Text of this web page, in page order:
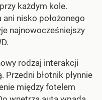
każdym kole.
nisko położonego
najnowocześniejszy
rodzaj interakcji
błotnik płynnie
między fotelem